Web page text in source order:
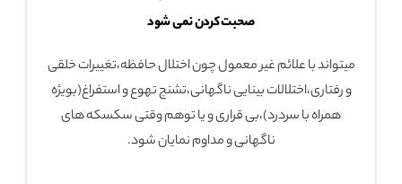
صحبت کردن نمی شود
میتواند با علائم غیر معمول چون اختلال حافظه،تغییرات خلقی
و رفتاری،اختلالات بینایی ناگهانی،تشنج تهوع و استفراغ(بویژه
همراه با سردرد)،بی قراری و یا توهم وقتی سکسکه های
ناگهانی و مداوم نمایان شود.